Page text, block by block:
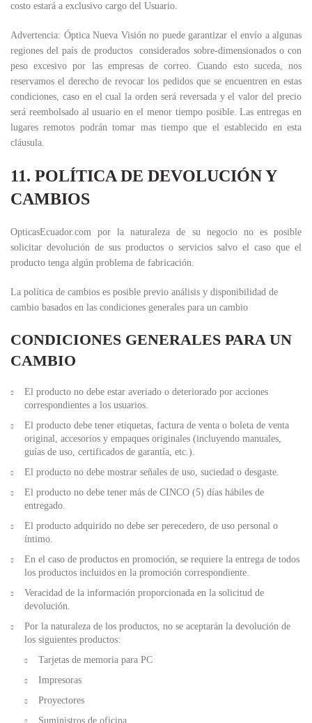
costo estará a exclusivo cargo del Usuario.
Advertencia: Óptica Nueva Visión no puede garantizar el envío a algunas
regiones del país de productos considerados sobre-dimensionados o con
peso excesivo por las empresas de correo. Cuando esto suceda, nos
reservamos el derecho de revocar los pedidos que se encuentren en estas
condiciones, caso en el cual la orden será reversada y el valor del precio
será reembolsado al usuario en el menor tiempo posible. Las entregas en
lugares remotos podrán tomar mas tiempo que el establecido en esta
cláusula.
11. POLÍTICA DE DEVOLUCIÓN Y
CAMBIOS
OpticasEcuador.com por la naturaleza de su negocio no es posible
solicitar devolución de sus productos o servicios salvo el caso que el
producto tenga algún problema de fabricación.
La política de cambios es posible previo análisis y disponibilidad de
cambio basados en las condiciones generales para un cambio
CONDICIONES GENERALES PARA UN
CAMBIO
El producto no debe estar averiado o deteriorado por acciones
correspondientes a los usuarios.
El producto debe tener etiquetas, factura de venta o boleta de venta
original, accesorios y empaques originales (incluyendo manuales,
guías de uso, certificados de garantía, etc.).
El producto no debe mostrar señales de uso, suciedad o desgaste.
El producto no debe tener más de CINCO (5) días hábiles de
entregado.
El producto adquirido no debe ser perecedero, de uso personal o
íntimo.
En el caso de productos en promoción, se requiere la entrega de todos
los productos incluidos en la promoción correspondiente.
Veracidad de la información proporcionada en la solicitud de
devolución.
Por la naturaleza de los productos, no se aceptarán la devolución de
los siguientes productos:
Tarjetas de memoria para PC
Impresoras
Proyectores
Suministros de oficina